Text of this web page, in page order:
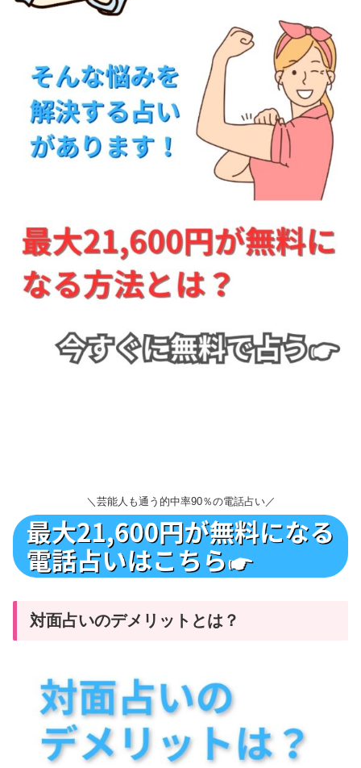
＼芸能人も通う的中率90％の電話占い／
対面占いのデメリットとは？